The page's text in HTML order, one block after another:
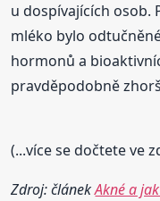
u dospívajících osob.
mléko bylo
hormonů a
pravděpodobně
(...více se dočtete ve
Zdroj: článekAkné a